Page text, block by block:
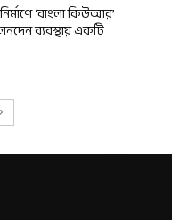
‘বাংলা কিউআর’
ব্যবস্থায় একটি